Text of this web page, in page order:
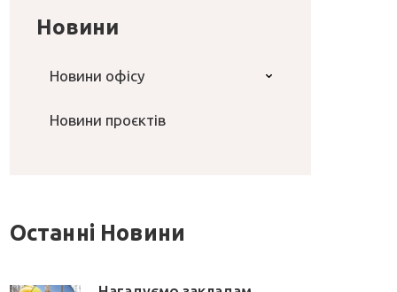
Новини
Новини офісу
Новини проєктів
Останні Новини